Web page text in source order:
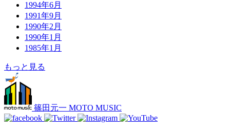
1994年6月
1991年9月
1990年2月
1990年1月
1985年1月
もっと見る
篠田元一 MOTO MUSIC